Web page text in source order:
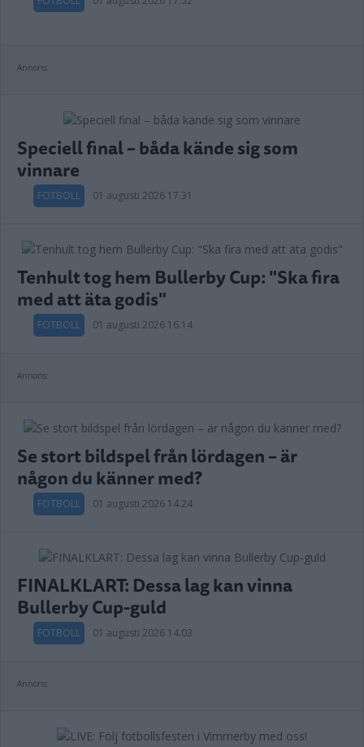
Annons:
Speciell final – båda kände sig som
vinnare
FOTBOLL 01 augusti 2026 17.31
Tenhult tog hem Bullerby Cup: "Ska fira
med att äta godis"
FOTBOLL 01 augusti 2026 16.14
Annons:
Se stort bildspel från lördagen – är
någon du känner med?
FOTBOLL 01 augusti 2026 14.24
FINALKLART: Dessa lag kan vinna
Bullerby Cup-guld
FOTBOLL 01 augusti 2026 14.03
Annons: